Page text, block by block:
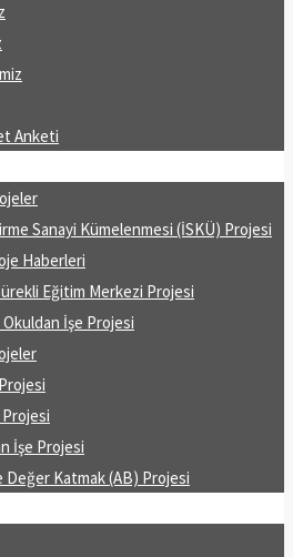
Anketi
Sanayi Kümelenmesi (İSKÜ) Projesi
Haberleri
Eğitim Merkezi Projesi
Okuldan İşe Projesi
Projesi
İşe Projesi
Değer Katmak (AB) Projesi